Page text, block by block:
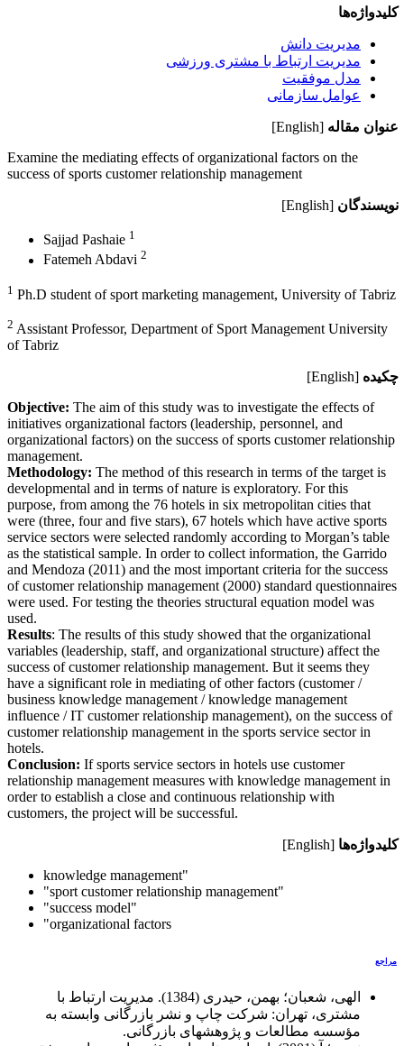
کلیدواژه‌ها
مدیریت دانش
مدیریت ارتباط با مشتری ورزشی
مدل موفقیت
عوامل سازمانی
عنوان مقاله [English]
Examine the mediating effects of organizational factors on the
success of sports customer relationship management
نویسندگان [English]
Sajjad Pashaie 1
Fatemeh Abdavi 2
1 Ph.D student of sport marketing management, University of Tabriz
2 Assistant Professor, Department of Sport Management University
of Tabriz
چکیده [English]
Objective: The aim of this study was to investigate the effects of
initiatives organizational factors (leadership, personnel, and
organizational factors) on the success of sports customer relationship
management.
Methodology: The method of this research in terms of the target is
developmental and in terms of nature is exploratory. For this
purpose, from among the 76 hotels in six metropolitan cities that
were (three, four and five stars), 67 hotels which have active sports
service sectors were selected randomly according to Morgan’s table
as the statistical sample. In order to collect information, the Garrido
and Mendoza (2011) and the most important criteria for the success
of customer relationship management (2000) standard questionnaires
were used. For testing the theories structural equation model was
used.
Results: The results of this study showed that the organizational
variables (leadership, staff, and organizational structure) affect the
success of customer relationship management. But it seems they
have a significant role in mediating of other factors (customer /
business knowledge management / knowledge management
influence / IT customer relationship management), on the success of
customer relationship management in the sports service sector in
hotels.
Conclusion: If sports service sectors in hotels use customer
relationship management measures with knowledge management in
order to establish a close and continuous relationship with
customers, the project will be successful.
کلیدواژه‌ها [English]
knowledge management"
"sport customer relationship management"
"success model"
"organizational factors
مراجع
الهی، شعبان؛ بهمن، حیدری (1384). مدیریت ارتباط با
مشتری، تهران: شرکت چاپ و نشر بازرگانی وابسته به
مؤسسه مطالعات و پژوهشهای بازرگانی.